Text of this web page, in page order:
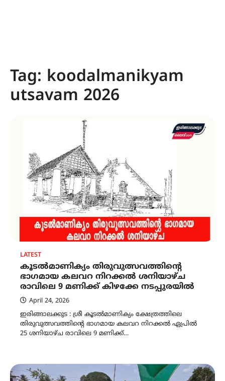
Tag: koodalmanikyam
utsavam 2026
LATEST
കൂടൽമാണിക്യം തിരുവുത്സവത്തിന്റെ
ഭാഗമായ കലവറ നിറക്കൽ ശനിയാഴ്ച
രാവിലെ 9 മണിക്ക് കിഴക്കേ നടപ്പുരയിൽ
April 24, 2026
ഇരിങ്ങാലക്കുട : ശ്രീ കൂടൽമാണിക്യം ക്ഷേത്രത്തിലെ
തിരുവുത്സവത്തിന്റെ ഭാഗമായ കലവറ നിറക്കൽ ഏപ്രിൽ
25 ശനിയാഴ്ച രാവിലെ 9 മണിക്ക്…